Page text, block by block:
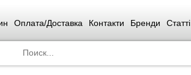
Оплата/Доставка Контакти Бренди Статті